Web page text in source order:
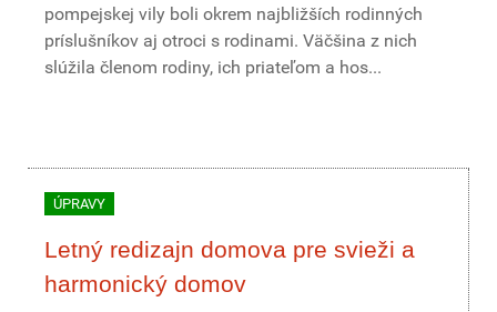
pompejskej vily boli okrem najbližších rodinných
príslušníkov aj otroci s rodinami. Väčšina z nich
slúžila členom rodiny, ich priateľom a hos...
ÚPRAVY
Letný redizajn domova pre svieži a
harmonický domov